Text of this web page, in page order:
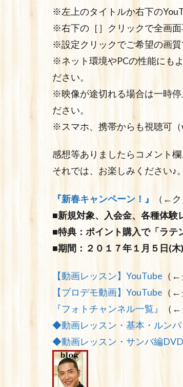
※左上のタイトルか右下の
※右下の［］クリックで全画面
※設定クリックでご希望の画質
※ネット環境やPCの性能にも
ださい。
※映像が途切れる場合は一時
ださい。
※スマホ、携帯からも視聴可（
感想等ありましたらコメント欄
それでは、お楽しみください♪
『新春キャンペーン！』
（←ク
■新規対象、入会金、各種体験
■特典：ポイント購入で「ラテ
■期間：２０１７年１月５日(木
【動画レッスン】YouTube （←
【プロデモ動画】YouTube （←
『フォトチャンネル一覧』
（
◆動画レッスン・基本・ルン
◆動画レッスン・サンバ編